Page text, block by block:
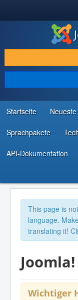
DOWNLOAD &
ENTDECKEN & LERNEN
COMMUNITY &
RESSOURCEN FÜR
Startseite
Sprachpakete
API-Dokumentation
This page is
language.
translating it!
Wichtiger